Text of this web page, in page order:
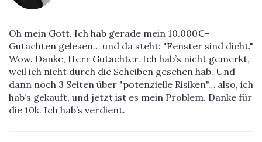
Oh mein Gott. Ich hab gerade mein 10.000€-
Gutachten gelesen… und da steht: "Fenster sind dicht."
Wow. Danke, Herr Gutachter. Ich hab’s nicht gemerkt,
weil ich nicht durch die Scheiben gesehen hab. Und
dann noch 3 Seiten über "potenzielle Risiken"… also, ich
hab’s gekauft, und jetzt ist es mein Problem. Danke für
die 10k. Ich hab’s verdient.